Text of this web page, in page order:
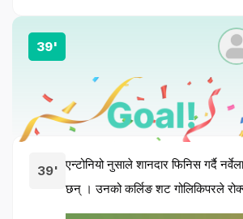
39'
39' एन्टोनियो नुसाले शानदार फिनिस गर्दै
छन् । उनको कर्लिङ शट गोलिकिपरले